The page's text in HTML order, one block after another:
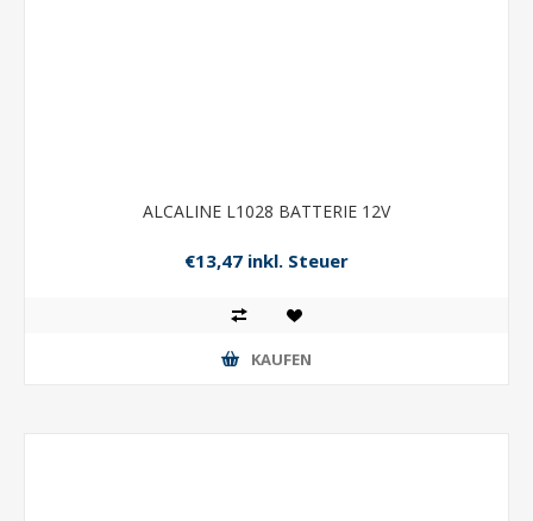
ALCALINE L1028 BATTERIE 12V
€13,47 inkl. Steuer
KAUFEN